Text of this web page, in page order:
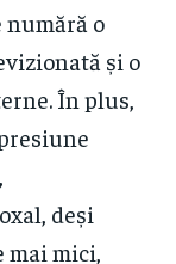
numără o
și o
În plus,
deși
mici,